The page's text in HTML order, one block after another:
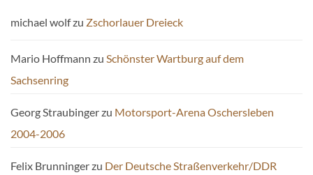
michael wolfzu Zschorlauer Dreieck
Mario Hoffmann zu Schönster Wartburg auf dem
Sachsenring
Georg Straubingerzu Motorsport-Arena Oschersleben
2004-2006
Felix Brunningerzu Der Deutsche Straßenverkehr/DDR